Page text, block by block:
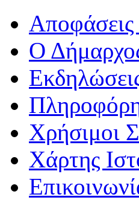
Ο
Χρήσιμοι
Χάρτης